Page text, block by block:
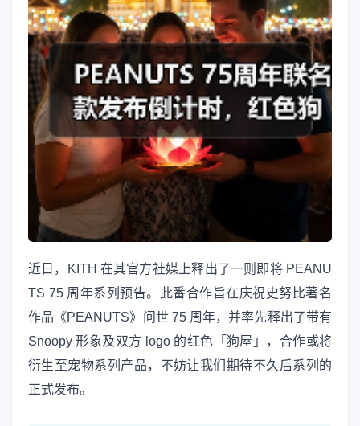
近日，KITH 在其官方社媒上释出了一则即将 PEANU
TS 75 周年系列预告。此番合作旨在庆祝史努比著名
作品《PEANUTS》问世 75 周年，并率先释出了带有
Snoopy 形象及双方 logo 的红色「狗屋」，合作或将
衍生至宠物系列产品，不妨让我们期待不久后系列的
正式发布。